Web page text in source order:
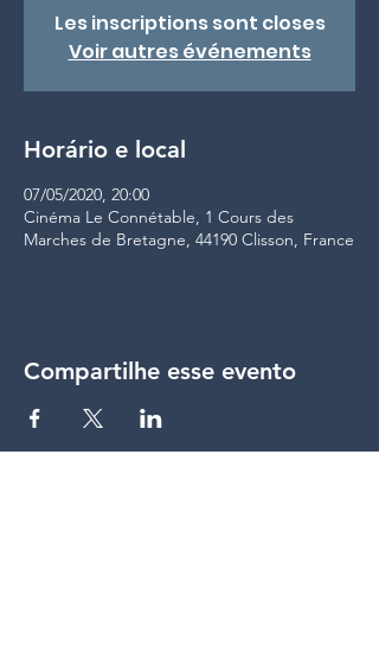
Les inscriptions sont closes
Voir autres événements
Horário e local
07/05/2020, 20:00
Cinéma Le Connétable, 1 Cours des
Marches de Bretagne, 44190 Clisson, France
Compartilhe esse evento